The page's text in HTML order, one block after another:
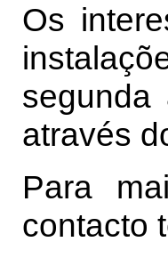
Os
através
Para
contacto